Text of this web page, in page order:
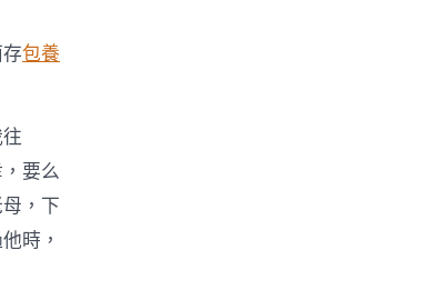
包養
要么
，下
時，